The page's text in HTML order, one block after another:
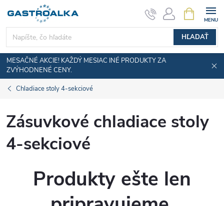
obsah
HĽADAŤ
KOŠÍK
MESAČNÉ AKCIE! KAŽDÝ MESIAC INÉ PRODUKTY ZA
ZVÝHODNENÉ CENY.
Chladiace stoly 4-sekciové
Zásuvkové chladiace stoly
4-sekciové
Produkty ešte len